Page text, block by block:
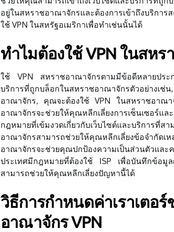
อยู่ในสหราชอาณาจักรและต้องการเข้าถึงบริกา
ใช้ VPN ในสหรัฐอเมริกาเพื่อทำเช่นนั้นได้
ทำไมต้องใช้ VPN ในสห
ใช้ VPN สหราชอาณาจักรตามมีข้อดีหลายประก
บริการที่ถูกบล็อกในสหราชอาณาจักรตัวอย่างเ
อาณาจักร, คุณจะต้องใช้ VPN ในสหราชอาณ
อาณาจักรจะช่วยให้คุณหลีกเลี่ยงการเซ็นเซอร์แล
กฎหมายที่เข้มงวดเกี่ยวกับเว็บไซต์และบริการที่
อาณาจักรสามารถช่วยให้คุณหลีกเลี่ยงข้อจำกั
อาณาจักรจะช่วยคุณปกป้องความเป็นส่วนตัวแล
ประเทศมีกฎหมายที่ต้องใช้ ISP เพื่อบันทึกข้อ
สามารถช่วยให้คุณหลีกเลี่ยงปัญหานี้ได้
วิธีการกำหนดค่าเราเตอ
อาณาจักร VPN